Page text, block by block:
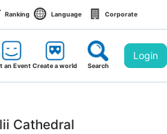
Ranking Language Corporate
an EventCreate a world Search
Login
Cathedral